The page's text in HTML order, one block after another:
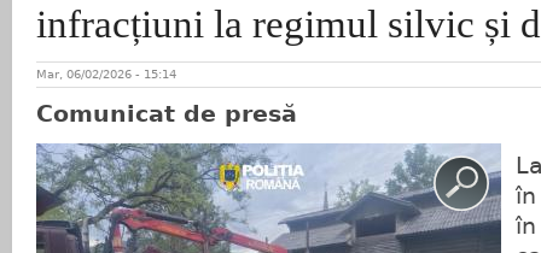
infracțiuni la regimul silvic și
Mar, 06/02/2026 - 15:14
Comunicat de presă
în
în